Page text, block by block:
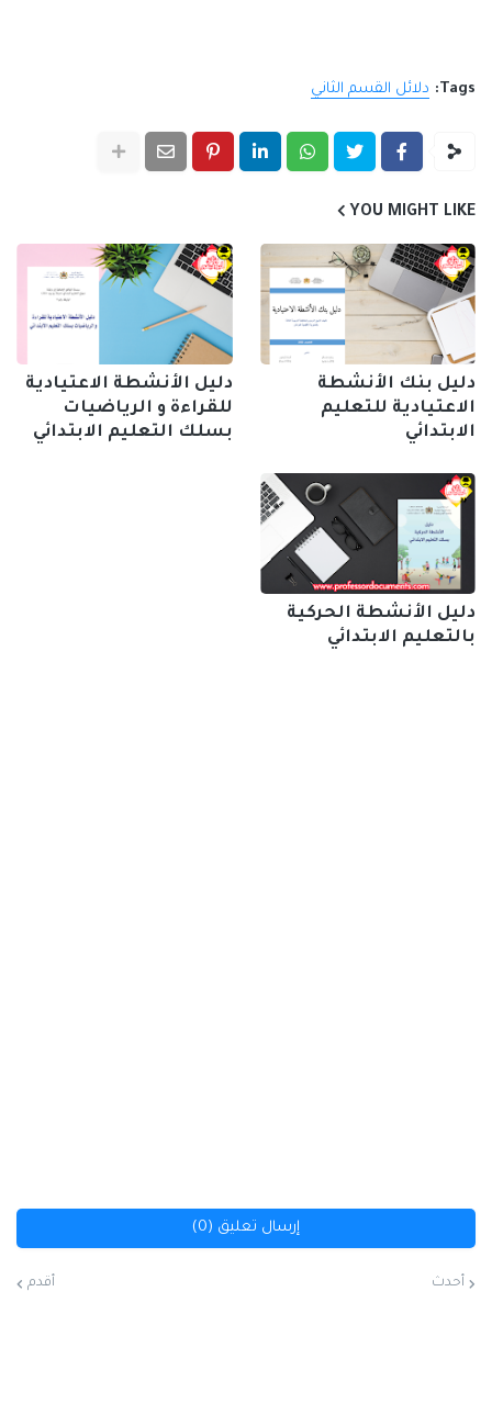
Tags: دلائل القسم الثاني
YOU MIGHT LIKE
دليل بنك الأنشطة
الاعتيادية للتعليم
الابتدائي
دليل الأنشطة الاعتيادية
للقراءة و الرياضيات
بسلك التعليم الابتدائي
دليل الأنشطة الحركية
بالتعليم الابتدائي
إرسال تعليق (0)
أحدث أقدم